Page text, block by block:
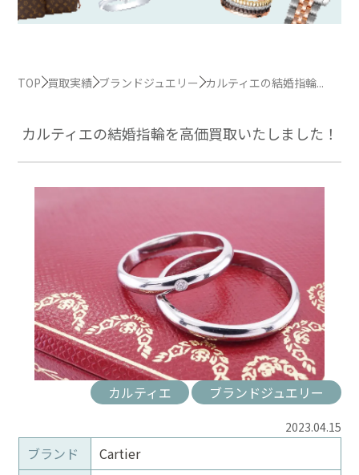
TOP 買取実績 ブランドジュエリー カルティエの結婚指輪...
カルティエの結婚指輪を高価買取いたしました！
カルティエ ブランドジュエリー
2023.04.15
ブランド
Cartier